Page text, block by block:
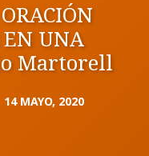
EN UNA
Martorell
14 MAYO, 2020